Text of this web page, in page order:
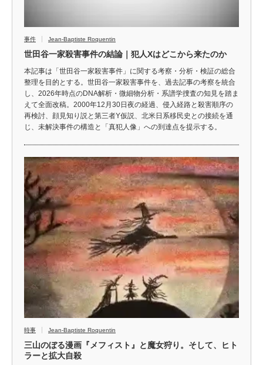
事件 Jean-Baptiste Roquentin
世田谷一家殺害事件の結論｜犯人Xはどこから来たのか
本記事は「世田谷一家殺害事件」に関する考察・分析・検証の総合
整理を目的とする。世田谷一家殺害事件を、過去記事の考察を統合
し、2026年時点のDNA解析・微細物分析・系譜学捜査の知見を踏ま
えて全面改稿。2000年12月30日夜の経過、侵入経路と殺害順序の
再検討、顔見知り説と第三者Y仮説、北米日系移民史との接続を通
じ、未解決事件の構造と「真犯人像」への到達点を提示する。
時事 Jean-Baptiste Roquentin
三山のぼる漫画『メフィスト』と魔女狩り。そして、ヒト
ラーと拡大自殺